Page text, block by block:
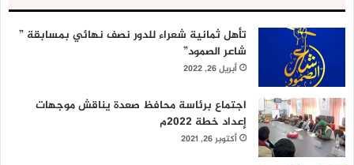
تأهل ثمانية شعراء للدور نصف نهائي بمسابقة ”
شاعر الصمود”
أبريل 26, 2022
اجتماع برئاسة محافظ صعدة يناقش موجهات
إعداد خطة 2022م
أكتوبر 26, 2021